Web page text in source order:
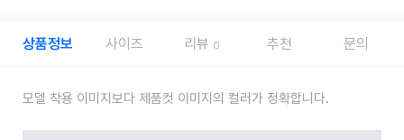
상품정보 사이즈 리뷰 0 추천 문의
모델 착용 이미지보다 제품컷 이미지의 컬러가 정확합니다.